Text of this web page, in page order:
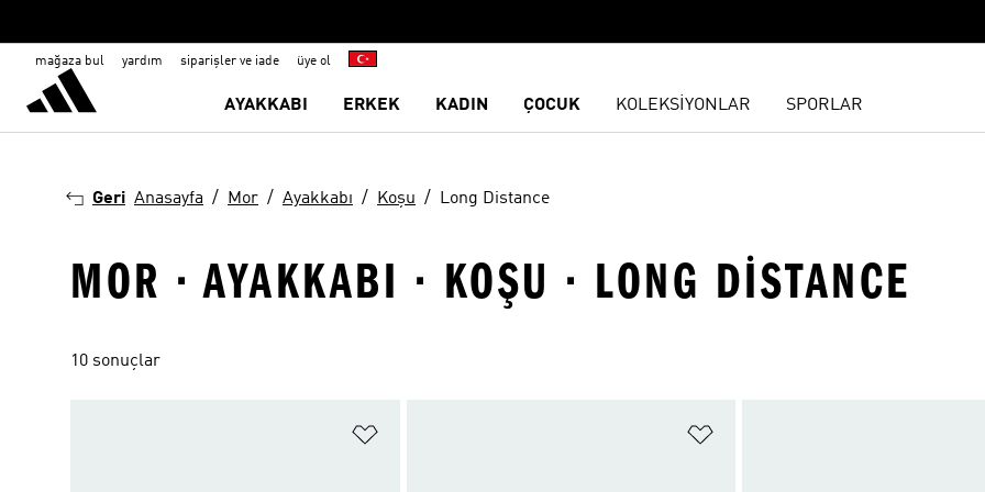
mağaza bul yardım siparişler ve iade üye ol
AYAKKABI ERKEK KADIN ÇOCUK KOLEKSİYONLAR SPORLAR
Geri Anasayfa Mor Ayakkabı Koşu Long Distance
MOR · AYAKKABI · KOŞU · LONG DISTANCE
10 sonuçlar